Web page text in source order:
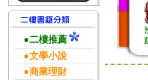
●二樓推薦
●文學小說
●商業理財